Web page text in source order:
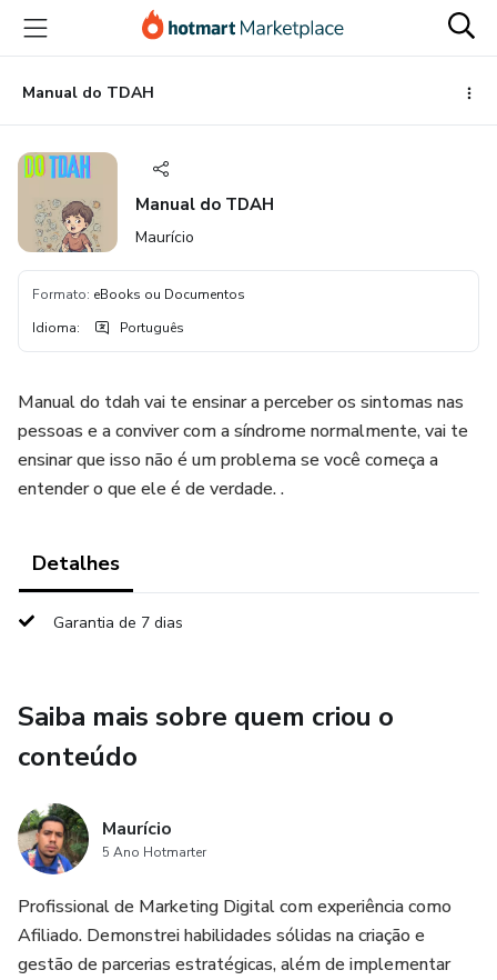
para
conteúdo
principal
para
pagamento
para
rodapé
Manual do TDAH
Manual do TDAH
Maurício
Formato: eBooks ou Documentos
Idioma: Português
Manual do tdah vai te ensinar a perceber os sintomas nas
pessoas e a conviver com a síndrome normalmente, vai te
ensinar que isso não é um problema se você começa a
entender o que ele é de verdade. .
Detalhes
Garantia de 7 dias
Saiba mais sobre quem criou o
conteúdo
Maurício
5 Ano Hotmarter
Profissional de Marketing Digital com experiência como
Afiliado. Demonstrei habilidades sólidas na criação e
gestão de parcerias estratégicas, além de implementar